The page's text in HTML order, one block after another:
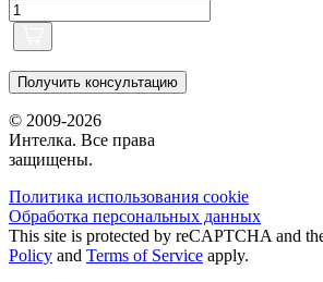
Получить консультацию
© 2009-2026
Интелка. Все права
защищены.
Политика использования сookie
Обработка персональных данных
This site is protected by reCAPTCHA and
Policy and Terms of Service apply.